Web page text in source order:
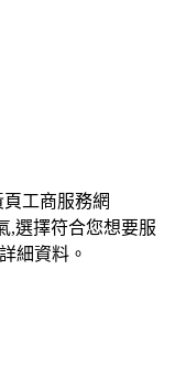
頁工商服務網
,選擇符合您想要服
細資料。